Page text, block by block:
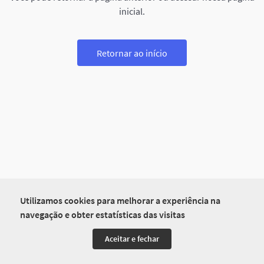
Utilizamos cookies para melhorar a experiência na
navegação e obter estatísticas das visitas
Aceitar e fechar
inicial.
Retornar ao início